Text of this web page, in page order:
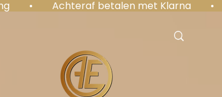
•  Achteraf betalen met Klarna  •